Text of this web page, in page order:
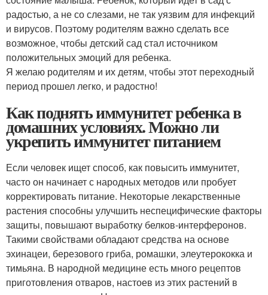
радостью, а не со слезами, не так уязвим для инфекций
и вирусов. Поэтому родителям важно сделать все
возможное, чтобы детский сад стал источником
положительных эмоций для ребенка.
Я желаю родителям и их детям, чтобы этот переходный
период прошел легко, и радостно!
Как поднять иммунитет ребенка в
домашних условиях. Можно ли
укрепить иммунитет питанием
Если человек ищет способ, как повысить иммунитет,
часто он начинает с народных методов или пробует
корректировать питание. Некоторые лекарственные
растения способны улучшить неспецифические факторы
защиты, повышают выработку белков-интерферонов.
Такими свойствами обладают средства на основе
эхинацеи, березового гриба, ромашки, элеутерококка и
тимьяна. В народной медицине есть много рецептов
приготовления отваров, настоев из этих растений в